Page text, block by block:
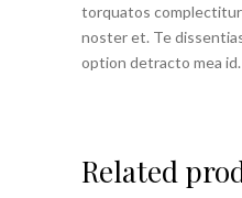
torquatos
noster et. Te
option detracto mea id.
Related